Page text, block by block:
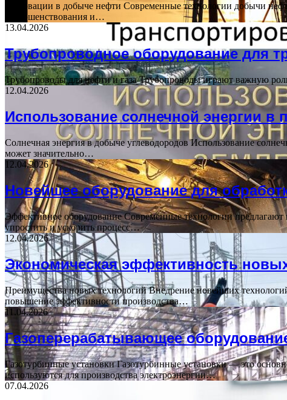
Инновации в добыче нефти Современные технологии добычи
совершенствования и…
13.04.2026
Трубопроводное оборудование для
Трубопроводы для нефти и газа Трубопроводы играют важную
12.04.2026
Использование солнечной энергии в
Солнечная энергия в добыче углеводородов Использование
может значительно…
12.04.2026
Новейшее оборудование для
Эффективное оборудование Современные технологии
упростить и ускорить процесс…
12.04.2026
Экономическая эффективность
Преимущества новых технологий Внедрение новейших
повышение эффективности производства…
11.04.2026
Газоперерабатывающее
Газотурбинные установки Газотурбинные установки — это
используются для производства электроэнергии…
07.04.2026